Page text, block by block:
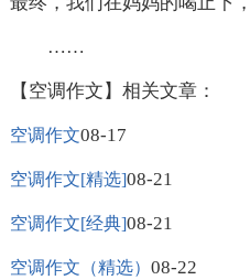
……
【空调作文】相关文章：
空调作文08-17
空调作文[精选]08-21
空调作文[经典]08-21
空调作文（精选） 08-22